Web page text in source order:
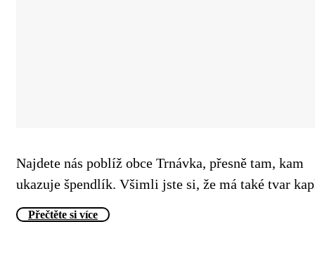
Najdete nás poblíž obce Trnávka, přesně tam, kam
ukazuje špendlík. Všimli jste si, že má také tvar
Přečtěte si více